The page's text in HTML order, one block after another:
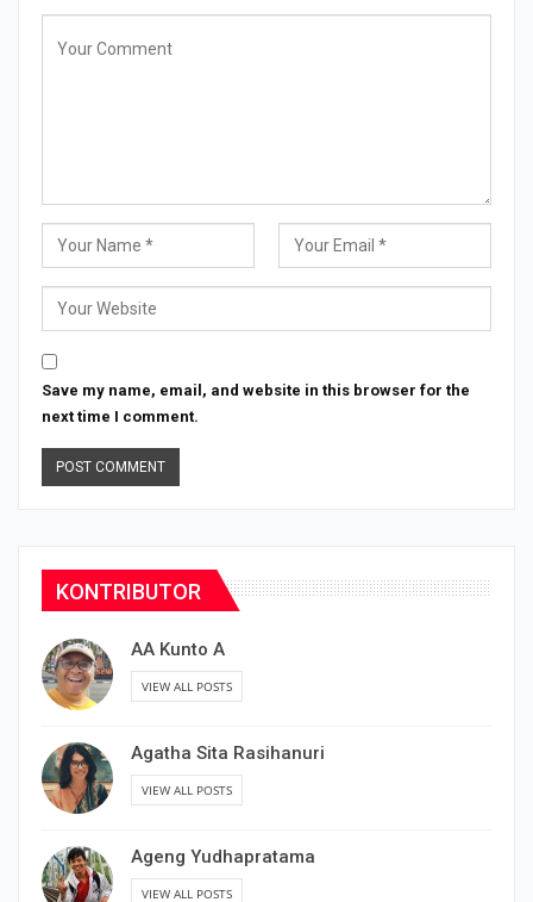
Save my name, email, and website in this browser for the
next time I comment.
KONTRIBUTOR
AA Kunto A
VIEW ALL POSTS
Agatha Sita Rasihanuri
VIEW ALL POSTS
Ageng Yudhapratama
VIEW ALL POSTS